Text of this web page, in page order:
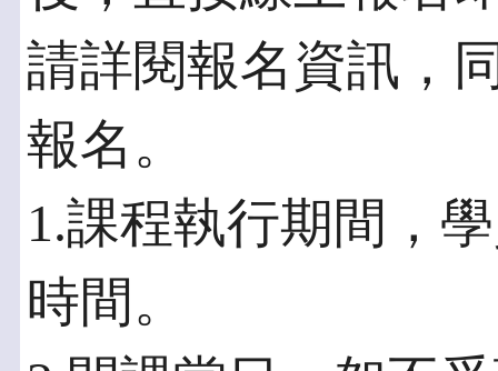
請詳閱報名資訊，
報名。
1.課程執行期間，
時間。